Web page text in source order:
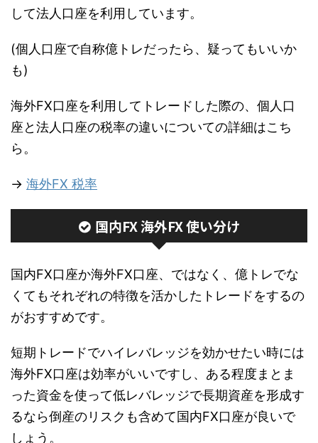
して法人口座を利用しています。
(個人口座で自称億トレだったら、疑ってもいいか
も)
海外FX口座を利用してトレードした際の、個人口
座と法人口座の税率の違いについての詳細はこち
ら。
→ 海外FX 税率
国内FX 海外FX 使い分け
国内FX口座か海外FX口座、ではなく、億トレでな
くてもそれぞれの特徴を活かしたトレードをするの
がおすすめです。
短期トレードでハイレバレッジを効かせたい時には
海外FX口座は効率がいいですし、ある程度まとま
った資金を使って低レバレッジで長期資産を形成す
るなら倒産のリスクも含めて国内FX口座が良いで
しょう。